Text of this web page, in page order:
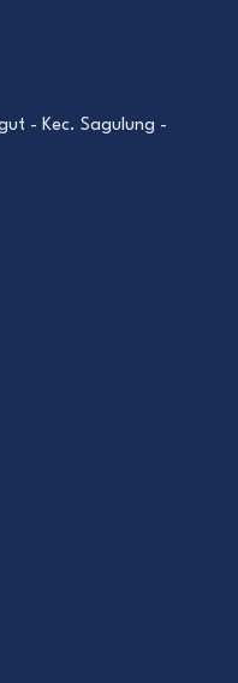
- Kec. Sagulung -